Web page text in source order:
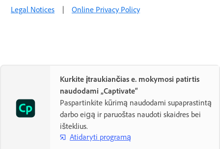
Legal Notices | Online Privacy Policy
Kurkite įtraukiančias e. mokymosi patirtis
naudodami „Captivate“
Paspartinkite kūrimą naudodami supaprastintą
darbo eigą ir paruoštas naudoti skaidres bei
išteklius.
Atidaryti programą